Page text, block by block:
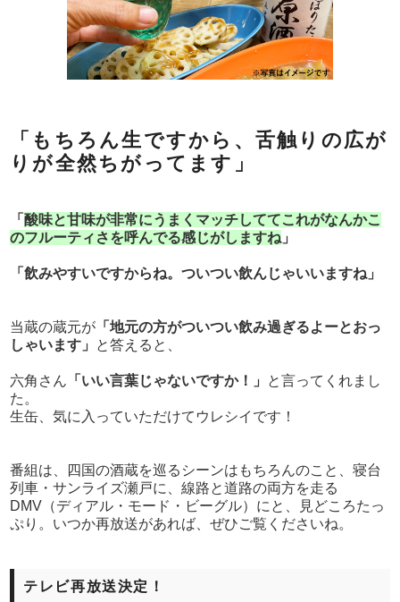
「もちろん生ですから、舌触りの広が
りが全然ちがってます」
「酸味と甘味が非常にうまくマッチしててこれがなんかこ
のフルーティさを呼んでる感じがしますね 」
「飲みやすいですからね。ついつい飲んじゃいいますね」
当蔵の蔵元が 「地元の方がついつい飲み過ぎるよーとおっ
しゃいます」
と答えると、
六角さん 「いい言葉じゃないですか！」
と言ってくれまし
た。
生缶、気に入っていただけてウレシイです！
番組は、四国の酒蔵を巡るシーンはもちろんのこと、寝台
列車・サンライズ瀬戸に、線路と道路の両方を走る
DMV（ディアル・モード・ビーグル）にと、見どころたっ
ぷり。いつか再放送があれば、ぜひご覧くださいね。
テレビ再放送決定！